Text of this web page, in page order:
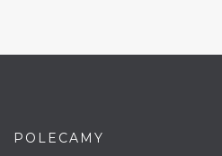
POLECAMY